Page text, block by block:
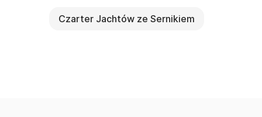
Czarter Jachtów ze Sernikiem